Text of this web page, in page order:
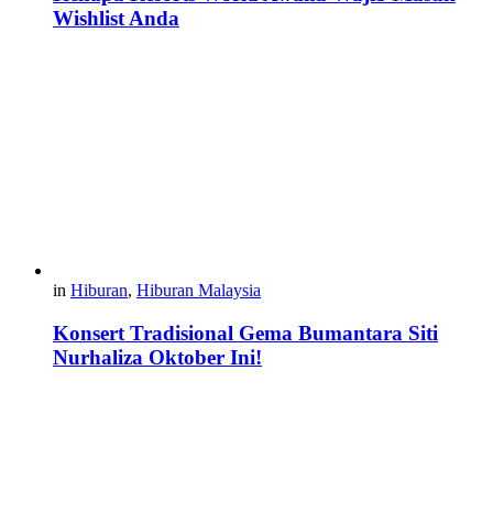
Wishlist Anda
in Hiburan, Hiburan Malaysia
Konsert Tradisional Gema Bumantara Siti
Nurhaliza Oktober Ini!